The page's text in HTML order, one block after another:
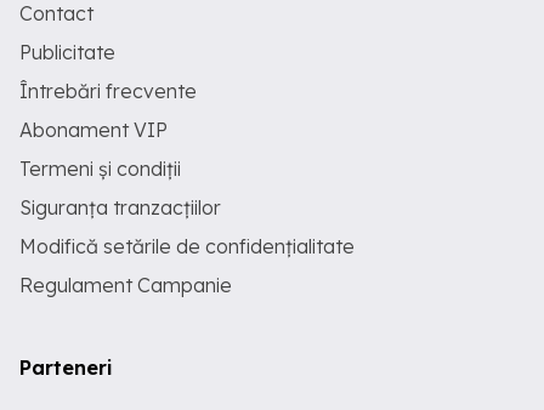
Contact
Publicitate
Întrebări frecvente
Abonament VIP
Termeni și condiții
Siguranța tranzacțiilor
Modifică setările de confidențialitate
Regulament Campanie
Parteneri